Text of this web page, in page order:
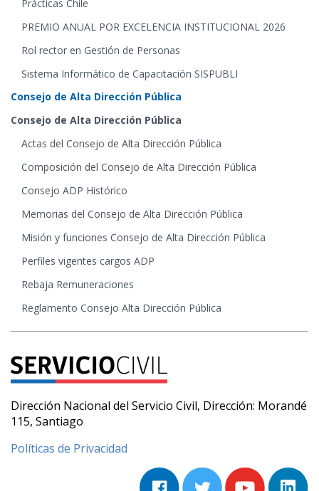
Prácticas Chile
PREMIO ANUAL POR EXCELENCIA INSTITUCIONAL 2026
Rol rector en Gestión de Personas
Sistema Informático de Capacitación SISPUBLI
Consejo de Alta Dirección Pública
Consejo de Alta Dirección Pública
Actas del Consejo de Alta Dirección Pública
Composición del Consejo de Alta Dirección Pública
Consejo ADP Histórico
Memorias del Consejo de Alta Dirección Pública
Misión y funciones Consejo de Alta Dirección Pública
Perfiles vigentes cargos ADP
Rebaja Remuneraciones
Reglamento Consejo Alta Dirección Pública
Dirección Nacional del Servicio Civil, Dirección: Morandé
115, Santiago
Políticas de Privacidad